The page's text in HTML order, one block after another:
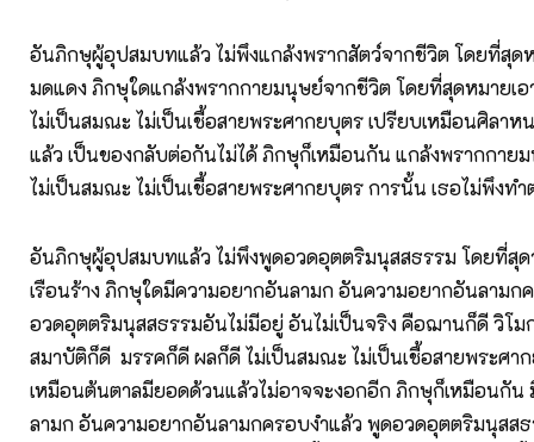
อันภิกษุผู้อุปสมบทแล้ว ไม่พึงแกล้งพรากสัตว์จากชีวิต โดยที่สุด
มดแดง ภิกษุใดแกล้งพรากกายมนุษย์จากชีวิต โดยที่สุดหมายเ
ไม่เป็นสมณะ ไม่เป็นเชื้อสายพระศากยบุตร เปรียบเหมือนศิลาห
แล้ว เป็นของกลับต่อกันไม่ได้ ภิกษุก็เหมือนกัน แกล้งพรากกาย
ไม่เป็นสมณะ ไม่เป็นเชื้อสายพระศากยบุตร การนั้น เธอไม่พึงท
อันภิกษุผู้อุปสมบทแล้ว ไม่พึงพูดอวดอุตตริมนุสสธรรม โดยที่สุด
เรือนร้าง ภิกษุใดมีความอยากอันลามก อันความอยากอันลามก
อวดอุตตริมนุสสธรรมอันไม่มีอยู่ อันไม่เป็นจริง คือฌานก็ดี วิโม
สมาบัติก็ดี มรรคก็ดี ผลก็ดี ไม่เป็นสมณะ ไม่เป็นเชื้อสายพระศา
เหมือนต้นตาลมียอดด้วนแล้วไม่อาจจะงอกอีก ภิกษุก็เหมือนกัน
ลามก อันความอยากอันลามกครอบงำแล้ว พูดอวดอุตตริมนุสส